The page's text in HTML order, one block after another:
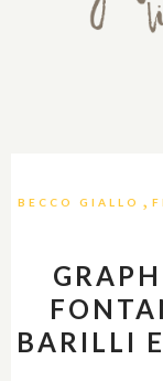
BECCO GIALLO ,
BARILLI